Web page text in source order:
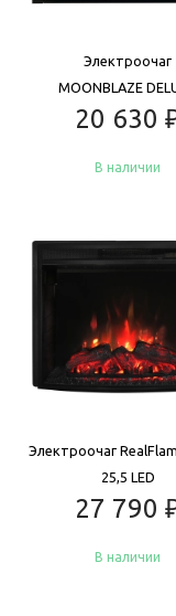
Электроочаг
MOONBLAZE
20 630
В наличии
Купить
Электроочаг
25,5 LED
27 790
В наличии